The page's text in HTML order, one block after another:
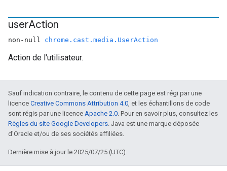
userAction
non-null chrome.cast.media.UserAction
Action de l'utilisateur.
Sauf indication contraire, le contenu de cette page est régi par une
licence Creative Commons Attribution 4.0, et les échantillons de code
sont régis par une licence Apache 2.0. Pour en savoir plus, consultez les
Règles du site Google Developers. Java est une marque déposée
d'Oracle et/ou de ses sociétés affiliées.
Dernière mise à jour le 2025/07/25 (UTC).